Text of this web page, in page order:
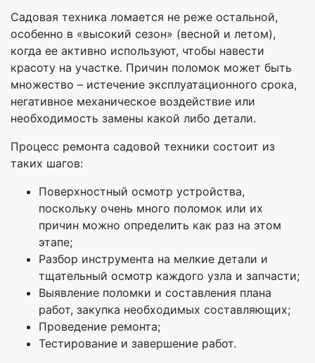
Садовая техника ломается не реже остальной,
особенно в «высокий сезон» (весной и летом),
когда ее активно используют, чтобы навести
красоту на участке. Причин поломок может быть
множество – истечение эксплуатационного срока,
негативное механическое воздействие или
необходимость замены какой либо детали.
Процесс ремонта садовой техники состоит из
таких шагов:
Поверхностный осмотр устройства,
поскольку очень много поломок или их
причин можно определить как раз на этом
этапе;
Разбор инструмента на мелкие детали и
тщательный осмотр каждого узла и запчасти;
Выявление поломки и составления плана
работ, закупка необходимых составляющих;
Проведение ремонта;
Тестирование и завершение работ.